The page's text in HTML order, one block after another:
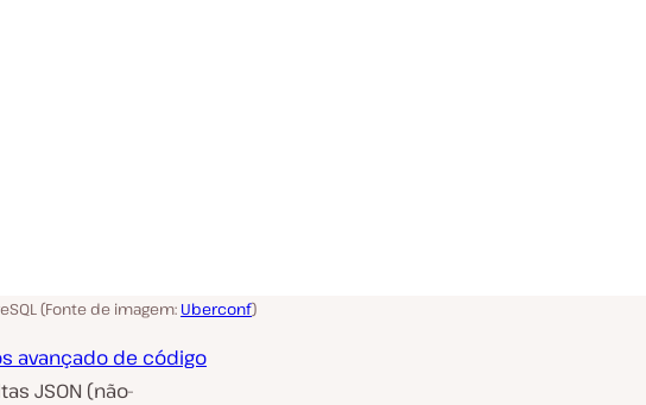
(Fonte de imagem: Uberconf)
avançado de código
JSON (não-